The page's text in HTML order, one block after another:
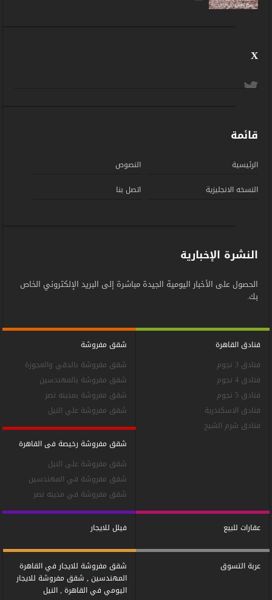
X
قائمة
الرئيسية
النصوص
النسخه الانجليزية
اتصل بنا
النشرة الإخبارية
الحصول على الأخبار اليومية الجيدة مباشرة إلى البريد الإلكتروني الخاص
بك.
فنادق القاهرة
فنادق 3 نجوم
فنادق 4 نجوم
فنادق 5 نجوم
فنادق الاسكندرية
فنادق شرم الشيخ
شقق مفروشة
شقق مفروشة بالدقي والعجوزة
شقق مفروشة بالمهندسين
شقق مفروشة بمدينه نصر
شقق مفروشة علي النيل
شقق مفروشة رخيصة فى القاهرة
شقق مفروشة على النيل
شقق مفروشة في المهندسين
شقق مفروشة في مدينه نصر
عقارات للبيع فيلل للايجار
عربة التسوق
شقق مفروشة للايجار في القاهرة
المهندسين , شقق مفروشة للايجار
اليومي في القاهرة , النيل